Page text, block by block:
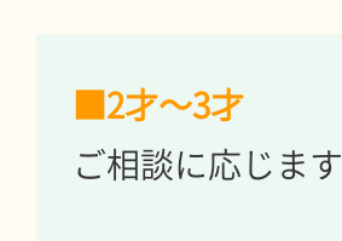
■2才～3才
ご相談に応じます